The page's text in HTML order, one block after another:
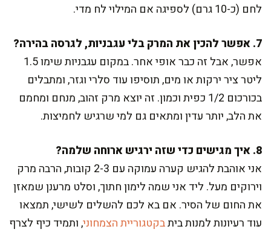
לחם (כ-10 גרם) לספיגה אם המילוי לח מדי.
7. אפשר להכין את המרק בלי עגבניות, לגרסה בהירה?
אפשר, אבל זה כבר אופי אחר. במקום עגבניות שימו 1.5
ליטר ציר ירקות או מים, תוסיפו עוד סלרי וגזר, ומתבלים
בכורכום 1/2 כפית וכמון. זה יוצא מרק זהוב, מנחם ומחמם
את הלב, יותר עדין ומתאים גם למי שרגיש לחמיצות.
8. איך מגישים כדי שזה ירגיש ארוחה שלמה?
אני אוהבת להגיש קערה עמוקה עם 2-3 קובות, הרבה מרק
וירוקים מעל. ליד אני שמה לימון חתוך, וסלט מרענן שמאזן
את החום של הסיר. אם בא לכם להשלים לשישי, תמצאו
עוד רעיונות למנות ביתבקטגוריית הצמחוני, ותמיד כיף לצרף